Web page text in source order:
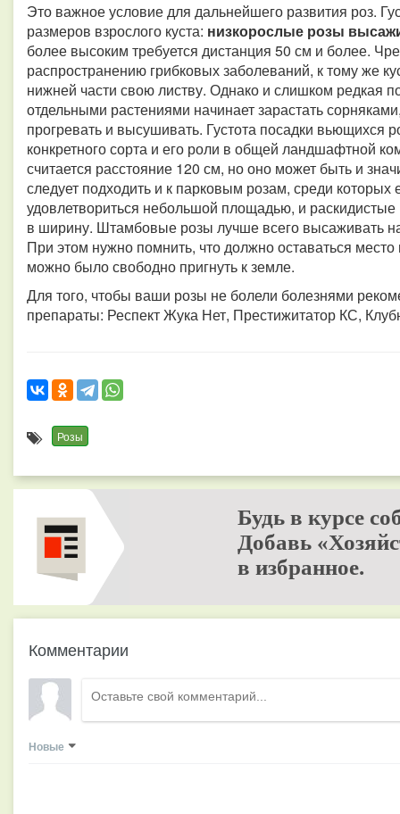
Это важное условие для дальнейшего развития роз.
размеров взрослого куста: низкорослые розы
более высоким требуется дистанция 50 см и более.
распространению грибковых заболеваний, к тому же
нижней части свою листву. Однако и слишком редкая
отдельными растениями начинает зарастать
прогревать и высушивать. Густота посадки вьющихся
конкретного сорта и его роли в общей ландшафтной
считается расстояние 120 см, но оно может быть и
следует подходить и к парковым розам, среди
удовлетвориться небольшой площадью, и
в ширину. Штамбовые розы лучше всего высаживать
При этом нужно помнить, что должно оставаться
можно было свободно пригнуть к земле.
Для того, чтобы ваши розы не болели болезнями
препараты: Респект Жука Нет, Престижитатор КС,
Розы
Будь в курсе
Добавь
в избранное.
Комментарии
Новые